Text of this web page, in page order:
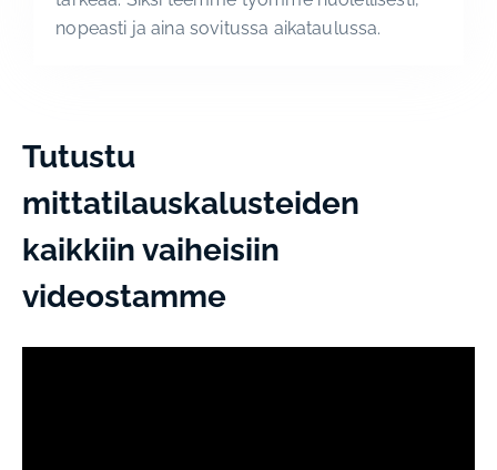
nopeasti ja aina sovitussa aikataulussa.
Tutustu
mittatilauskalusteiden
kaikkiin vaiheisiin
videostamme